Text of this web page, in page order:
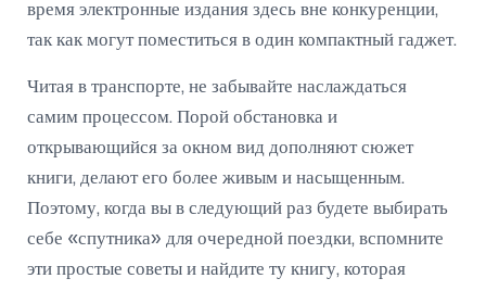
время электронные издания здесь вне конкуренции,
так как могут поместиться в один компактный гаджет.
Читая в транспорте, не забывайте наслаждаться
самим процессом. Порой обстановка и
открывающийся за окном вид дополняют сюжет
книги, делают его более живым и насыщенным.
Поэтому, когда вы в следующий раз будете выбирать
себе «спутника» для очередной поездки, вспомните
эти простые советы и найдите ту книгу, которая